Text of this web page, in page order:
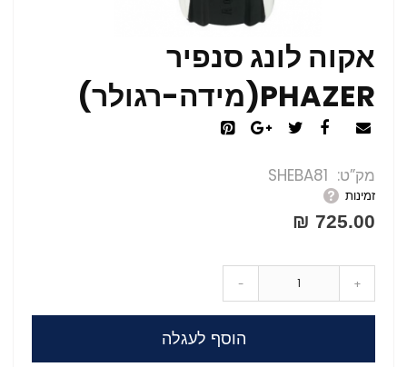
אקוה לונג סנפיר
PHAZER(מידה-רגולר)
מק”ט SHEBA81
זמינות
725.00 ₪
- +
הוסף לעגלה